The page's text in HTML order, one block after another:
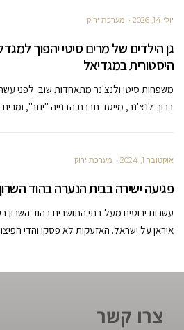
יולי 14, 2026 מערכת ירוק
גן הילדים של מרים סיטי יהפוך
היסטורית במגדיאל
משפחות סיטי ולנצ'נר מתאחדות שוב: לפני
ברוך לנצ'נר, מייסד חברת הבנייה "ינוב", ומרים
אוקטובר 1, 2024 מערכת ירוק
פגיעה ישירה בבית הנערה בהוד השרון
עשרות ירוטים מעל בתי התושבים בהוד
איראן על ישראל. האזעקות לא פסקו והדי
צרו קשר